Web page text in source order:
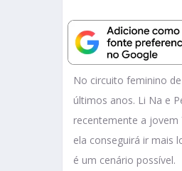
No circuito feminino
últimos anos. Li Na e
recentemente a jovem
ela conseguirá ir mais
é um cenário possível.